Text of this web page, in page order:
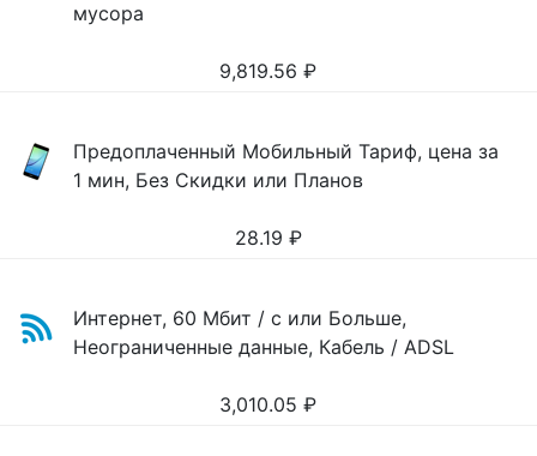
мусора
9,819.56 ₽
Предоплаченный Мобильный Тариф, цена за
1 мин, Без Скидки или Планов
28.19 ₽
Интернет, 60 Мбит / с или Больше,
Неограниченные данные, Кабель / ADSL
3,010.05 ₽